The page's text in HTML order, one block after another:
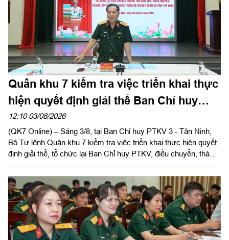
Quân khu 7 kiểm tra việc triển khai thực
hiện quyết định giải thể Ban Chỉ huy
PTKV tại tỉnh Tây Ninh
12:10 03/08/2026
(QK7 Online) – Sáng 3/8, tại Ban Chỉ huy PTKV 3 - Tân Ninh,
Bộ Tư lệnh Quân khu 7 kiểm tra việc triển khai thực hiện quyết
định giải thể, tổ chức lại Ban Chỉ huy PTKV, điều chuyển, thành
Hữu Nhân, Phó Tham mưu trưởng Quân khu thừa ủy quyền
của Thủ trưởng Bộ Tư lệnh Quân khu trưởng đoàn kiểm tra.